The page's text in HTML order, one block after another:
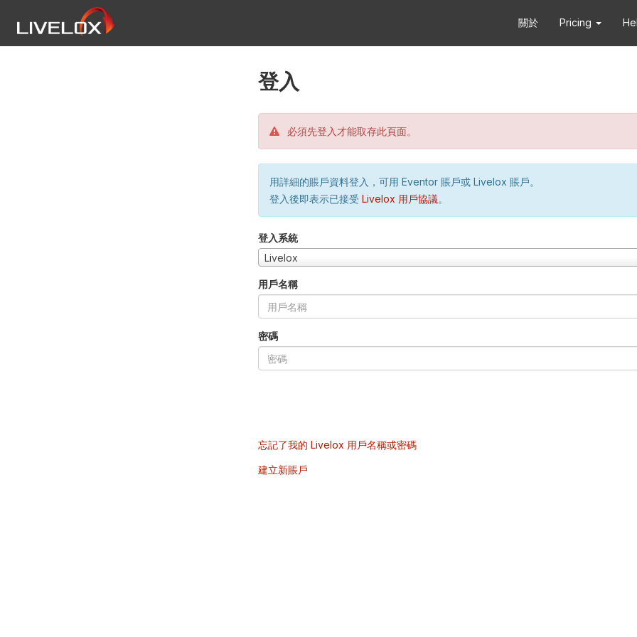
關於 Pricing
登入
必須先登入才能取存此頁面。
用詳細的賬戶資料登入，可用 Eventor 賬戶或 Livelox 賬戶。
登入後即表示已接受 Livelox 用戶協議。
登入系統
Livelox
用戶名稱
密碼
忘記了我的 Livelox 用戶名稱或密碼
建立新賬戶